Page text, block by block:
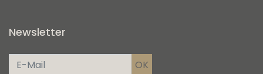
Newsletter